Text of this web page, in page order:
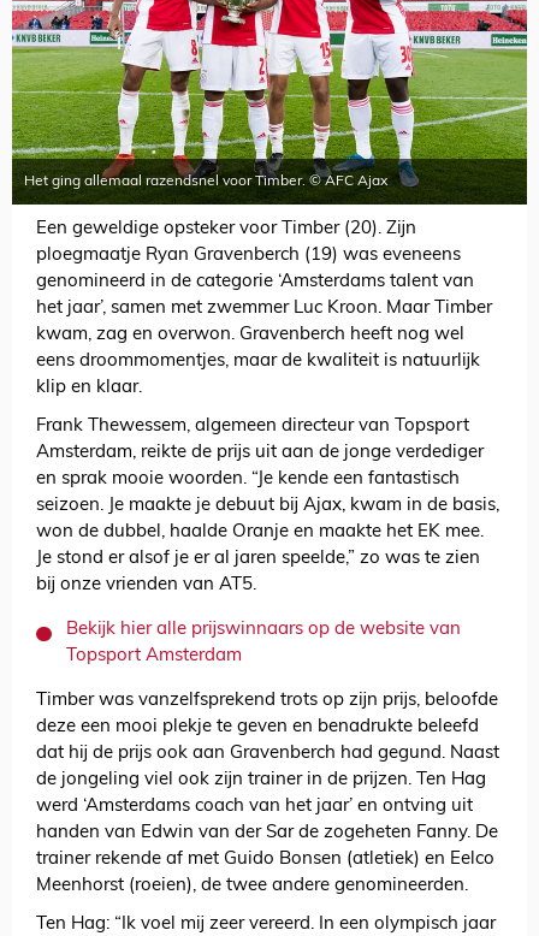
Het ging allemaal razendsnel voor Timber. © AFC Ajax
Een geweldige opsteker voor Timber (20). Zijn
ploegmaatje Ryan Gravenberch (19) was eveneens
genomineerd in de categorie ‘Amsterdams talent van
het jaar’, samen met zwemmer Luc Kroon. Maar Timber
kwam, zag en overwon. Gravenberch heeft nog wel
eens droommomentjes, maar de kwaliteit is natuurlijk
klip en klaar.
Frank Thewessem, algemeen directeur van Topsport
Amsterdam, reikte de prijs uit aan de jonge verdediger
en sprak mooie woorden. “Je kende een fantastisch
seizoen. Je maakte je debuut bij Ajax, kwam in de basis,
won de dubbel, haalde Oranje en maakte het EK mee.
Je stond er alsof je er al jaren speelde,” zo was te zien
bij onze vrienden van AT5.
Bekijk hier alle prijswinnaars op de website van
Topsport Amsterdam
Timber was vanzelfsprekend trots op zijn prijs, beloofde
deze een mooi plekje te geven en benadrukte beleefd
dat hij de prijs ook aan Gravenberch had gegund. Naast
de jongeling viel ook zijn trainer in de prijzen. Ten Hag
werd ‘Amsterdams coach van het jaar’ en ontving uit
handen van Edwin van der Sar de zogeheten Fanny. De
trainer rekende af met Guido Bonsen (atletiek) en Eelco
Meenhorst (roeien), de twee andere genomineerden.
Ten Hag: “Ik voel mij zeer vereerd. In een olympisch jaar